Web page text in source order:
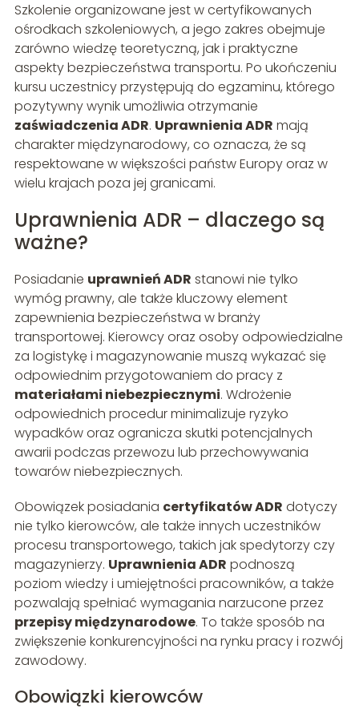
Szkolenie organizowane jest w certyfikowanych
ośrodkach szkoleniowych, a jego zakres obejmuje
zarówno wiedzę teoretyczną, jak i praktyczne
aspekty bezpieczeństwa transportu. Po ukończeniu
kursu uczestnicy przystępują do egzaminu, którego
pozytywny wynik umożliwia otrzymanie
zaświadczenia ADR. Uprawnienia ADR mają
charakter międzynarodowy, co oznacza, że są
respektowane w większości państw Europy oraz w
wielu krajach poza jej granicami.
Uprawnienia ADR – dlaczego są
ważne?
Posiadanie uprawnień ADR stanowi nie tylko
wymóg prawny, ale także kluczowy element
zapewnienia bezpieczeństwa w branży
transportowej. Kierowcy oraz osoby odpowiedzialne
za logistykę i magazynowanie muszą wykazać się
odpowiednim przygotowaniem do pracy z
materiałami niebezpiecznymi. Wdrożenie
odpowiednich procedur minimalizuje ryzyko
wypadków oraz ogranicza skutki potencjalnych
awarii podczas przewozu lub przechowywania
towarów niebezpiecznych.
Obowiązek posiadania certyfikatów ADR dotyczy
nie tylko kierowców, ale także innych uczestników
procesu transportowego, takich jak spedytorzy czy
magazynierzy. Uprawnienia ADR podnoszą
poziom wiedzy i umiejętności pracowników, a także
pozwalają spełniać wymagania narzucone przez
przepisy międzynarodowe. To także sposób na
zwiększenie konkurencyjności na rynku pracy i rozwój
zawodowy.
Obowiązki kierowców